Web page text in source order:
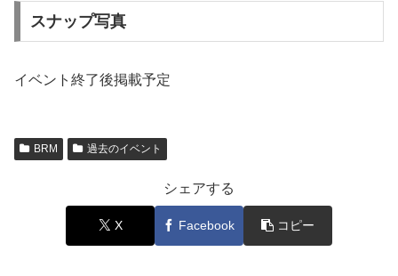
スナップ写真
イベント終了後掲載予定
BRM 過去のイベント
シェアする
X Facebook コピー